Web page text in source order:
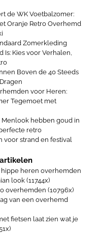
de WK Voetbalzomer:
Oranje Retro Overhemd
Zomerkleding
Is: Kies voor Verhalen,
Boven de 40 Steeds
voor Heren:
Tegemoet met
Menlook hebben goud in
retro
voor strand en festival
hippe heren overhemden
look (11744x)
overhemden (10796x)
van een overhemd
fietsen laat zien wat je